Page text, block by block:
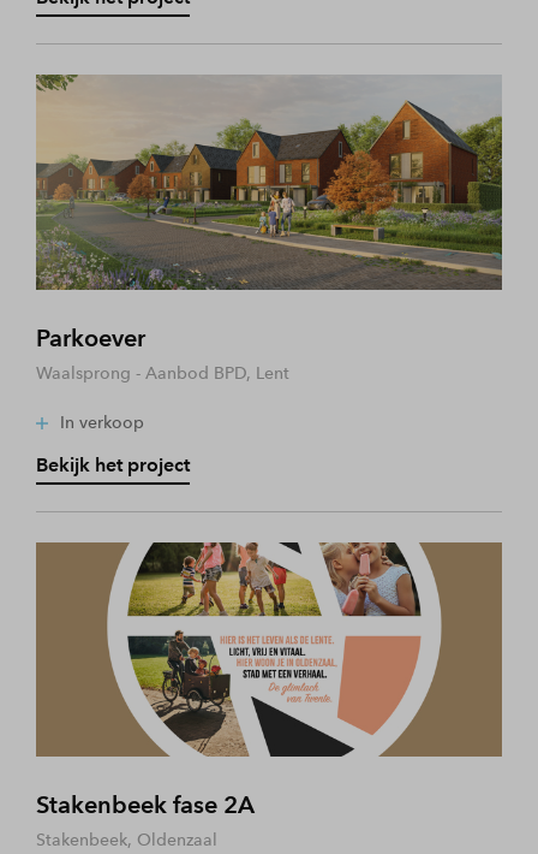
Parkoever
Waalsprong - Aanbod BPD, Lent
In verkoop
Bekijk het project
Stakenbeek fase 2A
Stakenbeek, Oldenzaal